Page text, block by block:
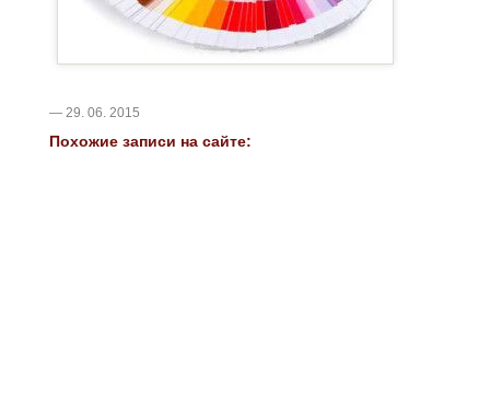
— 29. 06. 2015
Похожие записи на сайте: